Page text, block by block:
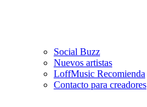
Social Buzz
Nuevos artistas
LoffMusic Recomienda
Contacto para creadores